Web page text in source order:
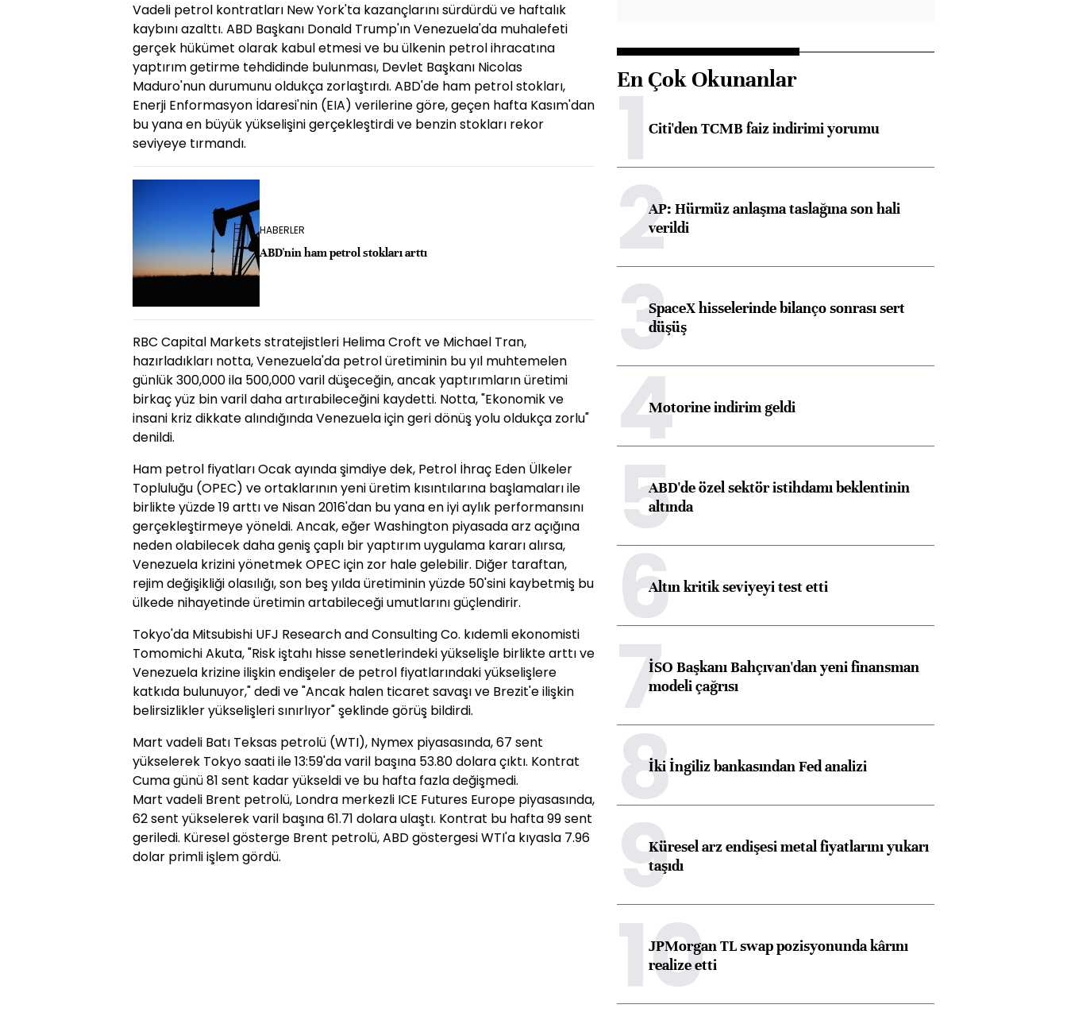
Vadeli petrol kontratları New York'ta kazançlarını sürdürdü ve haftalık
kaybını azalttı. ABD Başkanı Donald Trump'ın Venezuela'da muhalefeti
gerçek hükümet olarak kabul etmesi ve bu ülkenin petrol ihracatına
yaptırım getirme tehdidinde bulunması, Devlet Başkanı Nicolas
Maduro'nun durumunu oldukça zorlaştırdı. ABD'de ham petrol stokları,
Enerji Enformasyon İdaresi'nin (EIA) verilerine göre, geçen hafta Kasım'dan
bu yana en büyük yükselişini gerçekleştirdi ve benzin stokları rekor
seviyeye tırmandı.
HABERLER
ABD'nin ham petrol stokları arttı
RBC Capital Markets stratejistleri Helima Croft ve Michael Tran,
hazırladıkları notta, Venezuela'da petrol üretiminin bu yıl muhtemelen
günlük 300,000 ila 500,000 varil düşeceğin, ancak yaptırımların üretimi
birkaç yüz bin varil daha artırabileceğini kaydetti. Notta, "Ekonomik ve
insani kriz dikkate alındığında Venezuela için geri dönüş yolu oldukça zorlu"
denildi.
Ham petrol fiyatları Ocak ayında şimdiye dek, Petrol İhraç Eden Ülkeler
Topluluğu (OPEC) ve ortaklarının yeni üretim kısıntılarına başlamaları ile
birlikte yüzde 19 arttı ve Nisan 2016'dan bu yana en iyi aylık performansını
gerçekleştirmeye yöneldi. Ancak, eğer Washington piyasada arz açığına
neden olabilecek daha geniş çaplı bir yaptırım uygulama kararı alırsa,
Venezuela krizini yönetmek OPEC için zor hale gelebilir. Diğer taraftan,
rejim değişikliği olasılığı, son beş yılda üretiminin yüzde 50'sini kaybetmiş bu
ülkede nihayetinde üretimin artabileceği umutlarını güçlendirir.
Tokyo'da Mitsubishi UFJ Research and Consulting Co. kıdemli ekonomisti
Tomomichi Akuta, "Risk iştahı hisse senetlerindeki yükselişle birlikte arttı ve
Venezuela krizine ilişkin endişeler de petrol fiyatlarındaki yükselişlere
katkıda bulunuyor," dedi ve "Ancak halen ticaret savaşı ve Brezit'e ilişkin
belirsizlikler yükselişleri sınırlıyor" şeklinde görüş bildirdi.
Mart vadeli Batı Teksas petrolü (WTI), Nymex piyasasında, 67 sent
yükselerek Tokyo saati ile 13:59'da varil başına 53.80 dolara çıktı. Kontrat
Cuma günü 81 sent kadar yükseldi ve bu hafta fazla değişmedi.
Mart vadeli Brent petrolü, Londra merkezli ICE Futures Europe piyasasında,
62 sent yükselerek varil başına 61.71 dolara ulaştı. Kontrat bu hafta 99 sent
geriledi. Küresel gösterge Brent petrolü, ABD göstergesi WTI'a kıyasla 7.96
dolar primli işlem gördü.
En Çok Okunanlar
1Citi'den TCMB faiz indirimi yorumu
2AP: Hürmüz anlaşma taslağına son hali
verildi
3SpaceX hisselerinde bilanço sonrası sert
düşüş
4Motorine indirim geldi
5ABD'de özel sektör istihdamı beklentinin
altında
6Altın kritik seviyeyi test etti
7İSO Başkanı Bahçıvan'dan yeni finansman
modeli çağrısı
8İki İngiliz bankasından Fed analizi
9Küresel arz endişesi metal fiyatlarını yukarı
taşıdı
10
JPMorgan TL swap pozisyonunda kârını
realize etti